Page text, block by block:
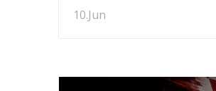
destinacija, Sport Vision
opreme do kolekcija
10.Jun